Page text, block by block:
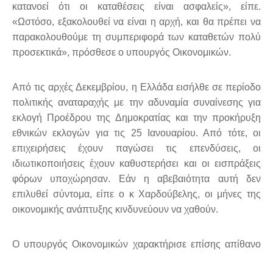
κατανοεί ότι οι καταθέσεις είναι ασφαλείς», είπε.
«Ωστόσο, εξακολουθεί να είναι η αρχή, και θα πρέπει να
παρακολουθούμε τη συμπεριφορά των καταθετών πολύ
προσεκτικά», πρόσθεσε ο υπουργός Οικονομικών.
Από τις αρχές Δεκεμβρίου, η Ελλάδα εισήλθε σε περίοδο
πολιτικής αναταραχής με την αδυναμία συναίνεσης για
εκλογή Προέδρου της Δημοκρατίας και την προκήρυξη
εθνικών εκλογών για τις 25 Ιανουαρίου. Από τότε, οι
επιχειρήσεις έχουν παγώσει τις επενδύσεις, οι
ιδιωτικοποιήσεις έχουν καθυστερήσει και οι εισπράξεις
φόρων υποχώρησαν. Εάν η αβεβαιότητα αυτή δεν
επιλυθεί σύντομα, είπε ο κ Χαρδούβελης, οι μήνες της
οικονομικής ανάπτυξης κινδυνεύουν να χαθούν.
Ο υπουργός Οικονομικών χαρακτήρισε επίσης απίθανο